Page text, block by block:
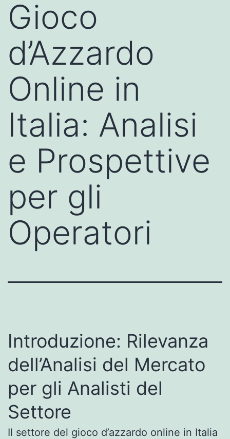
Gioco
d’Azzardo
Online in
Italia: Analisi
e Prospettive
per gli
Operatori
Introduzione: Rilevanza
dell’Analisi del Mercato
per gli Analisti del
Settore
Il settore del gioco d’azzardo online in Italia